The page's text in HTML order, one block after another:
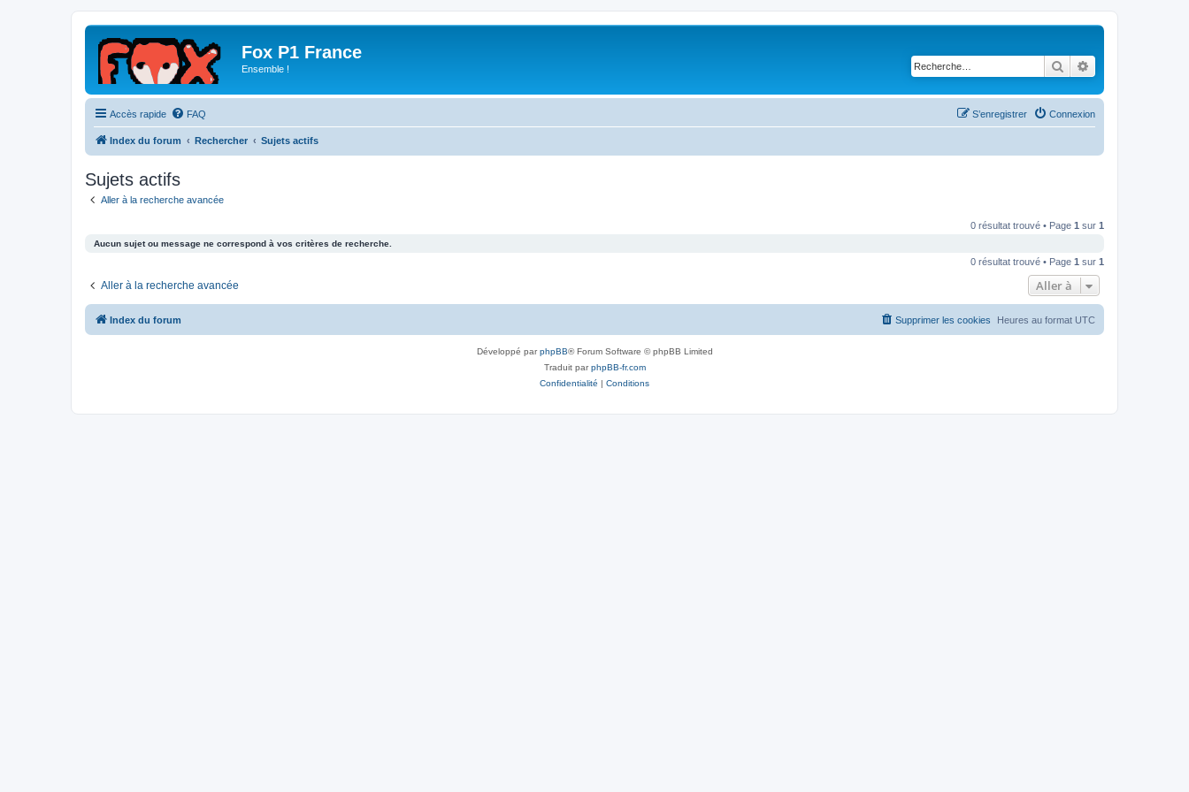
Fox P1 France
Ensemble ! Rechercher
Accès rapide FAQ Connexion
S’enregistrer
Index du forum Rechercher Sujets actifs
Sujets actifs
Aller à la recherche avancée
0 résultat trouvé • Page 1 sur 1
Aucun sujet ou message ne correspond à vos critères de recherche.
0 résultat trouvé • Page 1 sur 1
Aller à la recherche avancée Aller à
Index du forum Heures au format UTC
Supprimer les cookies
Développé parphpBB® Forum Software © phpBB Limited
Traduit parphpBB-fr.com
Confidentialité | Conditions